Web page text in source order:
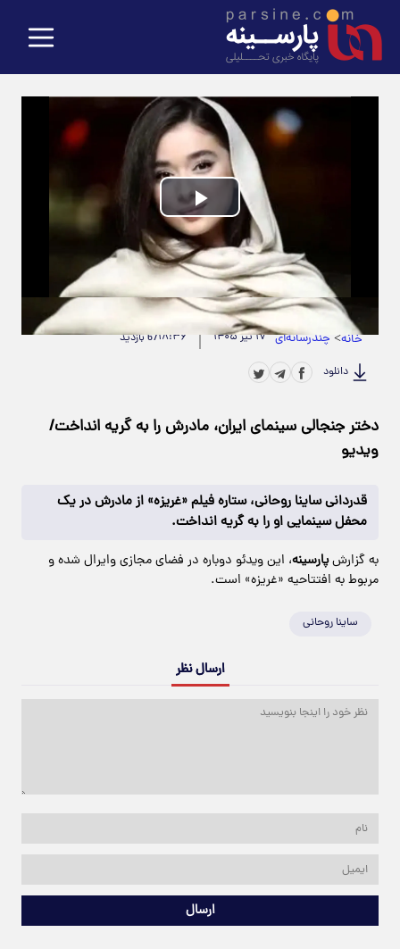
Play
Video
حجم ویدیو: 4.52M |مدت زمان ویدیو: 00:00:49
خانه> چندرسانه‌ای ۱۷ تیر ۱۴۰۵ ۱۸:۳۶67 بازدید
دانلود
دختر جنجالی سینمای ایران، مادرش را به گریه انداخت/
ویدیو
قدردانی ساینا روحانی، ستاره فیلم «غریزه» از مادرش در یک
محفل سینمایی او را به گریه انداخت.
به گزارشپارسینه، این ویدئو دوباره در فضای مجازی وایرال شده و
مربوط به افتتاحیه «غریزه» است.
ساینا روحانی
ارسال نظر
ارسال